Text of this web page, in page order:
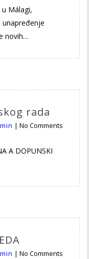
Málagi,
unapređenje
novih…
rada
|No Comments
A DOPUNSKI
|No Comments